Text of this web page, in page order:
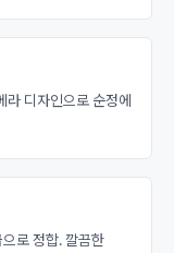
라 디자인으로 순정에
로 정합. 깔끔한